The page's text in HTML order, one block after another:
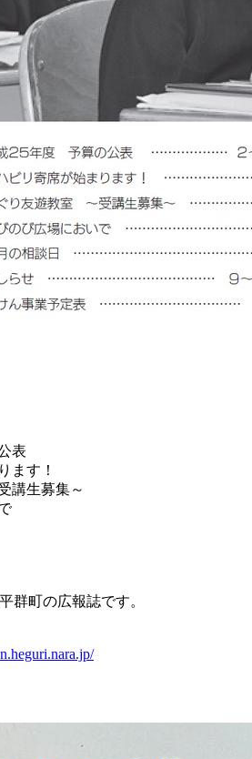
表
ます！
講生募集～
群町の広報誌です。